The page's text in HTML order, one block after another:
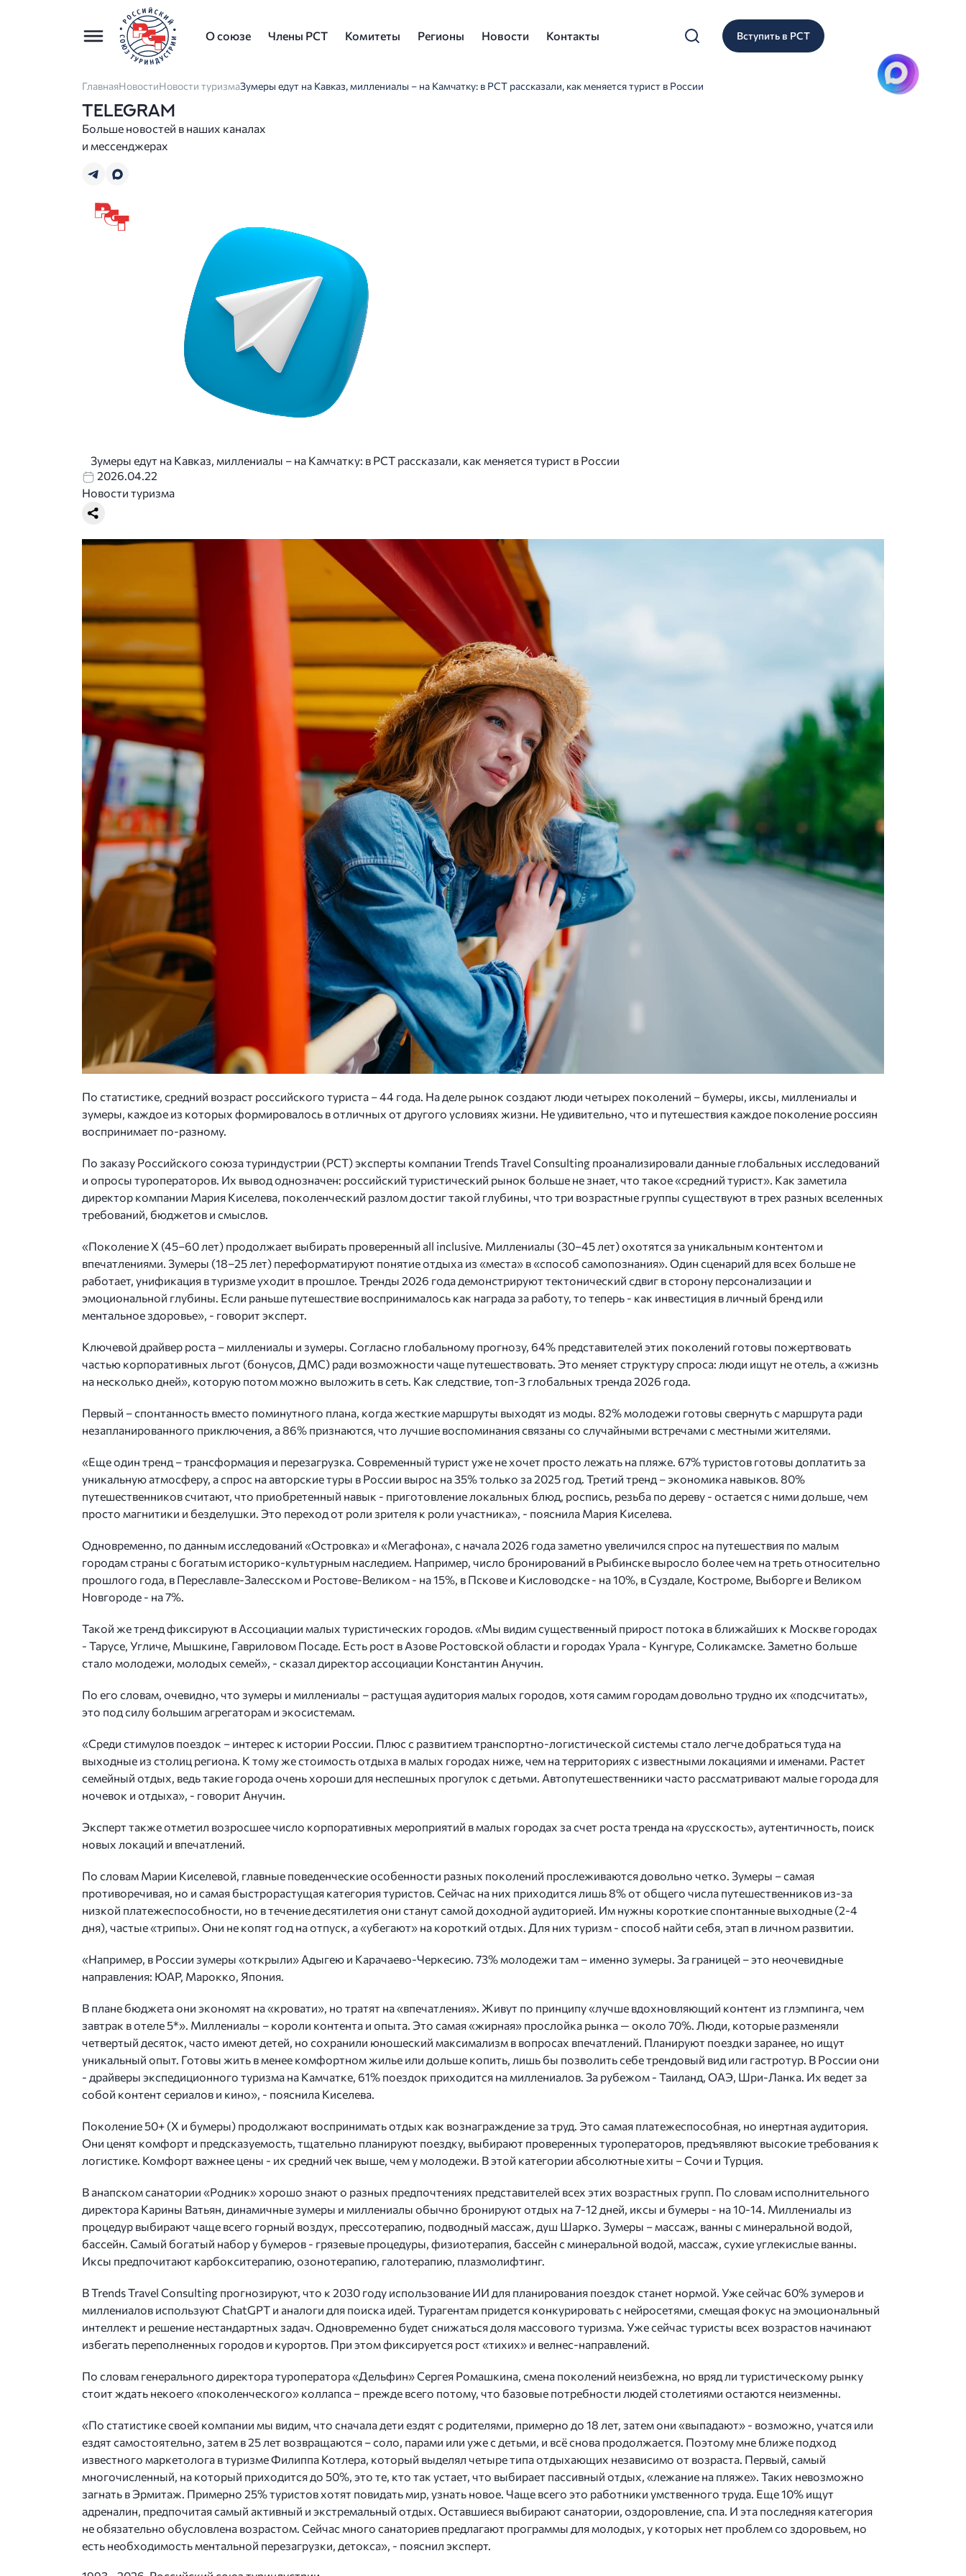
О союзе Члены РСТ Комитеты Регионы Новости Контакты Вступить в РСТ
ГлавнаяНовостиНовости туризмаЗумеры едут на Кавказ, миллениалы – на Камчатку: в РСТ рассказали, как меняется турист в России
TELEGRAM
Больше новостей в наших каналах
и мессенджерах
Зумеры едут на Кавказ, миллениалы – на Камчатку: в РСТ рассказали, как меняется турист в России
2026.04.22
Новости туризма
По статистике, средний возраст российского туриста – 44 года. На деле рынок создают люди четырех поколений – бумеры, иксы, миллениалы и
зумеры, каждое из которых формировалось в отличных от другого условиях жизни. Не удивительно, что и путешествия каждое поколение россиян
воспринимает по-разному.
По заказу Российского союза туриндустрии (РСТ) эксперты компании Trends Travel Consulting проанализировали данные глобальных исследований
и опросы туроператоров. Их вывод однозначен: российский туристический рынок больше не знает, что такое «средний турист». Как заметила
директор компании Мария Киселева, поколенческий разлом достиг такой глубины, что три возрастные группы существуют в трех разных вселенных
требований, бюджетов и смыслов.
«Поколение X (45–60 лет) продолжает выбирать проверенный all inclusive. Миллениалы (30–45 лет) охотятся за уникальным контентом и
впечатлениями. Зумеры (18–25 лет) переформатируют понятие отдыха из «места» в «способ самопознания». Один сценарий для всех больше не
работает, унификация в туризме уходит в прошлое. Тренды 2026 года демонстрируют тектонический сдвиг в сторону персонализации и
эмоциональной глубины. Если раньше путешествие воспринималось как награда за работу, то теперь - как инвестиция в личный бренд или
ментальное здоровье», - говорит эксперт.
Ключевой драйвер роста – миллениалы и зумеры. Согласно глобальному прогнозу, 64% представителей этих поколений готовы пожертвовать
частью корпоративных льгот (бонусов, ДМС) ради возможности чаще путешествовать. Это меняет структуру спроса: люди ищут не отель, а «жизнь
на несколько дней», которую потом можно выложить в сеть. Как следствие, топ-3 глобальных тренда 2026 года.
Первый – спонтанность вместо поминутного плана, когда жесткие маршруты выходят из моды. 82% молодежи готовы свернуть с маршрута ради
незапланированного приключения, а 86% признаются, что лучшие воспоминания связаны со случайными встречами с местными жителями.
«Еще один тренд – трансформация и перезагрузка. Современный турист уже не хочет просто лежать на пляже. 67% туристов готовы доплатить за
уникальную атмосферу, а спрос на авторские туры в России вырос на 35% только за 2025 год. Третий тренд – экономика навыков. 80%
путешественников считают, что приобретенный навык - приготовление локальных блюд, роспись, резьба по дереву - остается с ними дольше, чем
просто магнитики и безделушки. Это переход от роли зрителя к роли участника», - пояснила Мария Киселева.
Одновременно, по данным исследований «Островка» и «Мегафона», с начала 2026 года заметно увеличился спрос на путешествия по малым
городам страны с богатым историко-культурным наследием. Например, число бронирований в Рыбинске выросло более чем на треть относительно
прошлого года, в Переславле-Залесском и Ростове-Великом - на 15%, в Пскове и Кисловодске - на 10%, в Суздале, Костроме, Выборге и Великом
Новгороде - на 7%.
Такой же тренд фиксируют в Ассоциации малых туристических городов. «Мы видим существенный прирост потока в ближайших к Москве городах
- Тарусе, Угличе, Мышкине, Гавриловом Посаде. Есть рост в Азове Ростовской области и городах Урала - Кунгуре, Соликамске. Заметно больше
стало молодежи, молодых семей», - сказал директор ассоциации Константин Анучин.
По его словам, очевидно, что зумеры и миллениалы – растущая аудитория малых городов, хотя самим городам довольно трудно их «подсчитать»,
это под силу большим агрегаторам и экосистемам.
«Среди стимулов поездок – интерес к истории России. Плюс с развитием транспортно-логистической системы стало легче добраться туда на
выходные из столиц региона. К тому же стоимость отдыха в малых городах ниже, чем на территориях с известными локациями и именами. Растет
семейный отдых, ведь такие города очень хороши для неспешных прогулок с детьми. Автопутешественники часто рассматривают малые города для
ночевок и отдыха», - говорит Анучин.
Эксперт также отметил возросшее число корпоративных мероприятий в малых городах за счет роста тренда на «русскость», аутентичность, поиск
новых локаций и впечатлений.
По словам Марии Киселевой, главные поведенческие особенности разных поколений прослеживаются довольно четко. Зумеры – самая
противоречивая, но и самая быстрорастущая категория туристов. Сейчас на них приходится лишь 8% от общего числа путешественников из-за
низкой платежеспособности, но в течение десятилетия они станут самой доходной аудиторией. Им нужны короткие спонтанные выходные (2-4
дня), частые «трипы». Они не копят год на отпуск, а «убегают» на короткий отдых. Для них туризм - способ найти себя, этап в личном развитии.
«Например, в России зумеры «открыли» Адыгею и Карачаево-Черкесию. 73% молодежи там – именно зумеры. За границей – это неочевидные
направления: ЮАР, Марокко, Япония.
В плане бюджета они экономят на «кровати», но тратят на «впечатления». Живут по принципу «лучше вдохновляющий контент из глэмпинга, чем
завтрак в отеле 5*». Миллениалы – короли контента и опыта. Это самая «жирная» прослойка рынка — около 70%. Люди, которые разменяли
четвертый десяток, часто имеют детей, но сохранили юношеский максимализм в вопросах впечатлений. Планируют поездки заранее, но ищут
уникальный опыт. Готовы жить в менее комфортном жилье или дольше копить, лишь бы позволить себе трендовый вид или гастротур. В России они
- драйверы экспедиционного туризма на Камчатке, 61% поездок приходится на миллениалов. За рубежом - Таиланд, ОАЭ, Шри-Ланка. Их ведет за
собой контент сериалов и кино», - пояснила Киселева.
Поколение 50+ (X и бумеры) продолжают воспринимать отдых как вознаграждение за труд. Это самая платежеспособная, но инертная аудитория.
Они ценят комфорт и предсказуемость, тщательно планируют поездку, выбирают проверенных туроператоров, предъявляют высокие требования к
логистике. Комфорт важнее цены - их средний чек выше, чем у молодежи. В этой категории абсолютные хиты – Cочи и Турция.
В анапском санатории «Родник» хорошо знают о разных предпочтениях представителей всех этих возрастных групп. По словам исполнительного
директора Карины Ватьян, динамичные зумеры и миллениалы обычно бронируют отдых на 7-12 дней, иксы и бумеры - на 10-14. Миллениалы из
процедур выбирают чаще всего горный воздух, прессотерапию, подводный массаж, душ Шарко. Зумеры – массаж, ванны с минеральной водой,
бассейн. Самый богатый набор у бумеров - грязевые процедуры, физиотерапия, бассейн с минеральной водой, массаж, сухие углекислые ванны.
Иксы предпочитают карбокситерапию, озонотерапию, галотерапию, плазмолифтинг.
В Trends Travel Consulting прогнозируют, что к 2030 году использование ИИ для планирования поездок станет нормой. Уже сейчас 60% зумеров и
миллениалов используют ChatGPT и аналоги для поиска идей. Турагентам придется конкурировать с нейросетями, смещая фокус на эмоциональный
интеллект и решение нестандартных задач. Одновременно будет снижаться доля массового туризма. Уже сейчас туристы всех возрастов начинают
избегать переполненных городов и курортов. При этом фиксируется рост «тихих» и велнес-направлений.
По словам генерального директора туроператора «Дельфин» Сергея Ромашкина, смена поколений неизбежна, но вряд ли туристическому рынку
стоит ждать некоего «поколенческого» коллапса – прежде всего потому, что базовые потребности людей столетиями остаются неизменны.
«По статистике своей компании мы видим, что сначала дети ездят с родителями, примерно до 18 лет, затем они «выпадают» - возможно, учатся или
ездят самостоятельно, затем в 25 лет возвращаются – соло, парами или уже с детьми, и всё снова продолжается. Поэтому мне ближе подход
известного маркетолога в туризме Филиппа Котлера, который выделял четыре типа отдыхающих независимо от возраста. Первый, самый
многочисленный, на который приходится до 50%, это те, кто так устает, что выбирает пассивный отдых, «лежание на пляже». Таких невозможно
загнать в Эрмитаж. Примерно 25% туристов хотят повидать мир, узнать новое. Чаще всего это работники умственного труда. Еще 10% ищут
адреналин, предпочитая самый активный и экстремальный отдых. Оставшиеся выбирают санатории, оздоровление, спа. И эта последняя категория
не обязательно обусловлена возрастом. Сейчас много санаториев предлагают программы для молодых, у которых нет проблем со здоровьем, но
есть необходимость ментальной перезагрузки, детокса», - пояснил эксперт.